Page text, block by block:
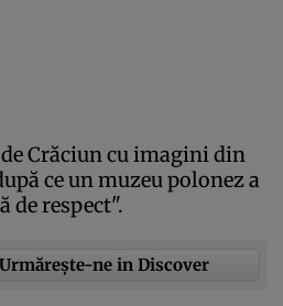
Crăciun cu imagini din
ce un muzeu polonez a
de respect".
Urmărește-ne in Discover